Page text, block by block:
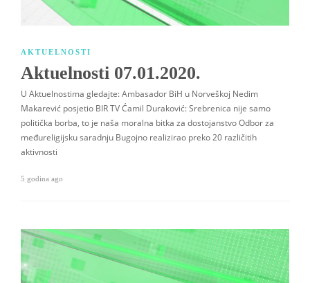
AKTUELNOSTI
Aktuelnosti 07.01.2020.
U Aktuelnostima gledajte: Ambasador BiH u Norveškoj Nedim
Makarević posjetio BIR TV Ćamil Duraković: Srebrenica nije samo
politička borba, to je naša moralna bitka za dostojanstvo Odbor za
međureligijsku saradnju Bugojno realizirao preko 20 različitih
aktivnosti
5 godina ago